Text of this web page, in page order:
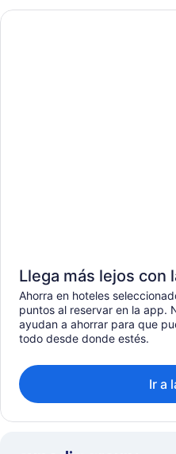
Llega más lejos con
Ahorra en hoteles
puntos al reservar en la app.
ayudan a ahorrar para que
todo desde donde estés.
Ir a